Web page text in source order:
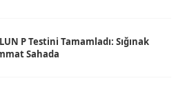
P Testini Tamamladı: Sığınak
Sahada